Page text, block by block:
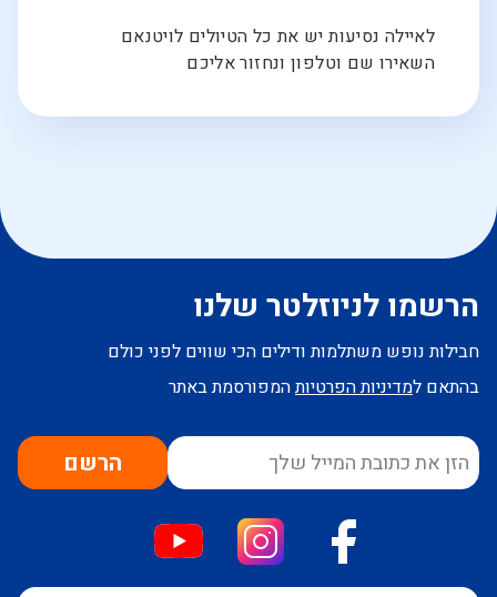
לאיילה נסיעות יש את כל הטיולים לויטנאם
השאירו שם וטלפון ונחזור אליכם
הרשמו לניוזלטר שלנו
חבילות נופש משתלמות ודילים הכי שווים לפני כולם
בהתאם למדיניות הפרטיותהמפורסמת באתר
הרשם